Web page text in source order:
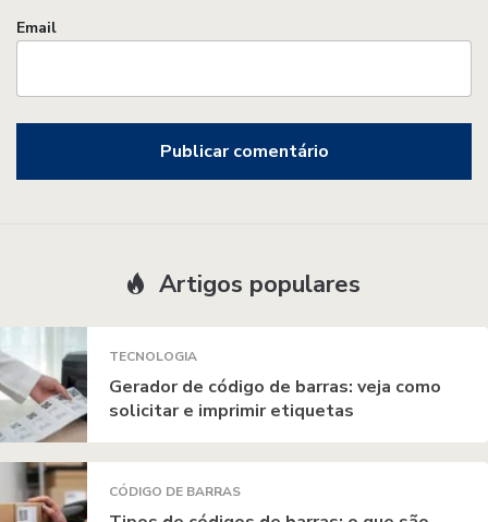
Email
Artigos populares
TECNOLOGIA
Gerador de código de barras: veja como
solicitar e imprimir etiquetas
CÓDIGO DE BARRAS